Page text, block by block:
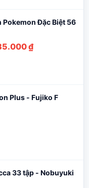
Đặc Biệt 56
₫Khoảng
đến
Plus - Fujiko F
33 tập - Nobuyuki